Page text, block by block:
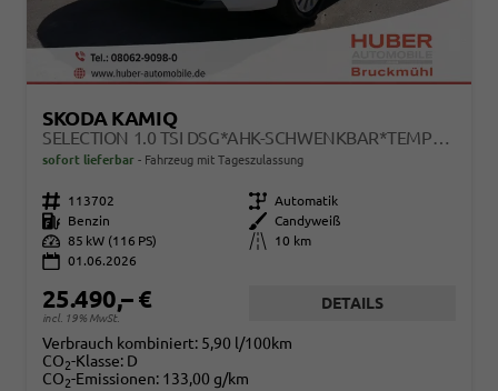
SKODA KAMIQ
SELECTION 1.0 TSI DSG*AHK-SCHWENKBAR*TEMPOMAT*PDC-HINTEN*KEYLESS-GO*SHZ*
sofort lieferbar Fahrzeug mit Tageszulassung
Fahrzeugnr. 113702 Getriebe Automatik
Kraftstoff
Benzin Außenfarbe
Candyweiß
Leistung 85 kW (116 PS) Kilometerstand
10 km
01.06.2026
25.490,– €
incl. 19% MwSt.
DETAILS
Verbrauch kombiniert: 5,90 l/100km
CO2-Klasse: D
CO2-Emissionen: 133,00 g/km